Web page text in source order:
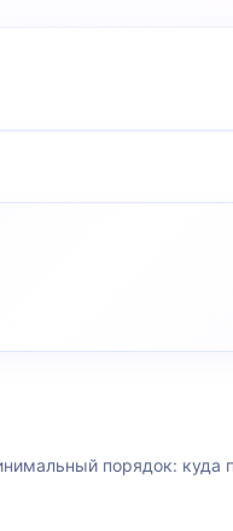
порядок: куда